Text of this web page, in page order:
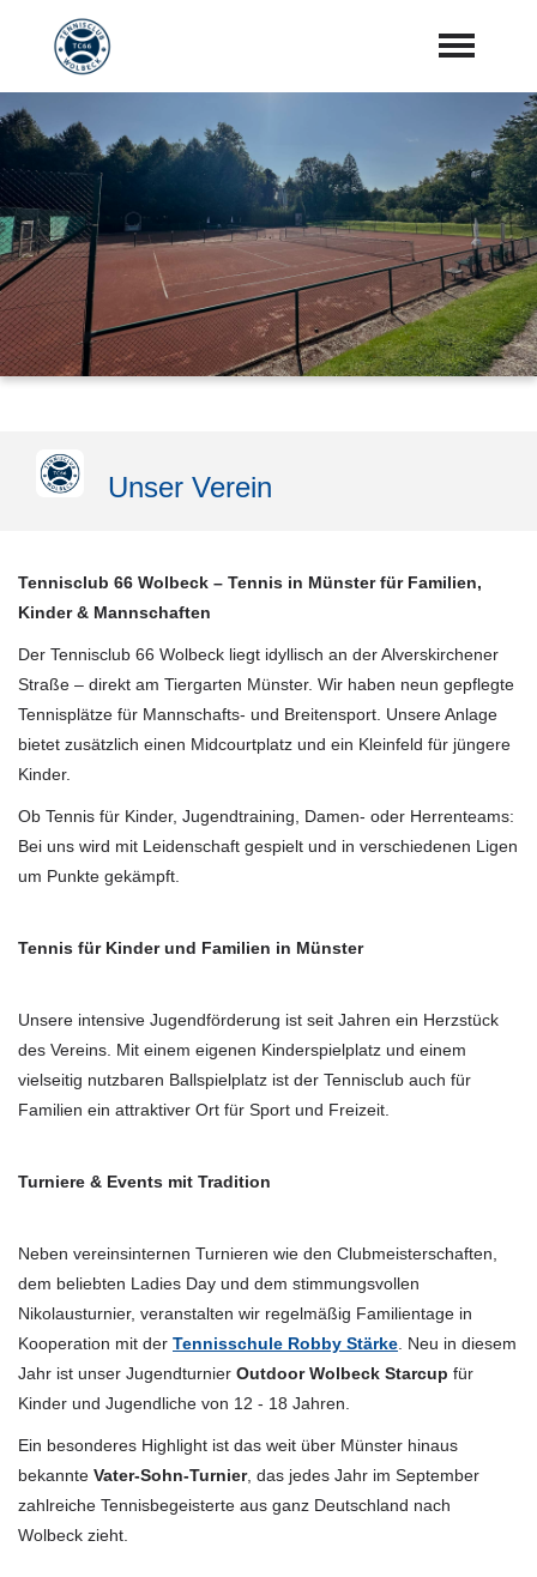
Startseite
Aktuelles
Vorstand
Training
Mannschaften
"Jetzt Mitglied werden"
Unser Verein
Tennisclub 66 Wolbeck – Tennis in Münster für Familien,
Kinder & Mannschaften
Der Tennisclub 66 Wolbeck liegt idyllisch an der Alverskirchener
Straße – direkt am Tiergarten Münster. Wir haben neun gepflegte
Tennisplätze für Mannschafts- und Breitensport. Unsere Anlage
bietet zusätzlich einen Midcourtplatz und ein Kleinfeld für jüngere
Kinder.
Ob Tennis für Kinder, Jugendtraining, Damen- oder Herrenteams:
Bei uns wird mit Leidenschaft gespielt und in verschiedenen Ligen
um Punkte gekämpft.
Tennis für Kinder und Familien in Münster
Unsere intensive Jugendförderung ist seit Jahren ein Herzstück
des Vereins. Mit einem eigenen Kinderspielplatz und einem
vielseitig nutzbaren Ballspielplatz ist der Tennisclub auch für
Familien ein attraktiver Ort für Sport und Freizeit.
Turniere & Events mit Tradition
Neben vereinsinternen Turnieren wie den Clubmeisterschaften,
dem beliebten Ladies Day und dem stimmungsvollen
Nikolausturnier, veranstalten wir regelmäßig Familientage in
Kooperation mit der Tennisschule Robby Stärke . Neu in diesem
Jahr ist unser Jugendturnier Outdoor Wolbeck Starcup für
Kinder und Jugendliche von 12 - 18 Jahren.
Ein besonderes Highlight ist das weit über Münster hinaus
bekannte Vater-Sohn-Turnier, das jedes Jahr im September
zahlreiche Tennisbegeisterte aus ganz Deutschland nach
Wolbeck zieht.